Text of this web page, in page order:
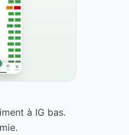
à IG bas.